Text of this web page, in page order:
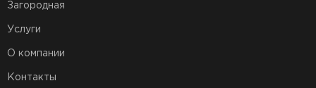
Загородная
Услуги
О компании
Контакты